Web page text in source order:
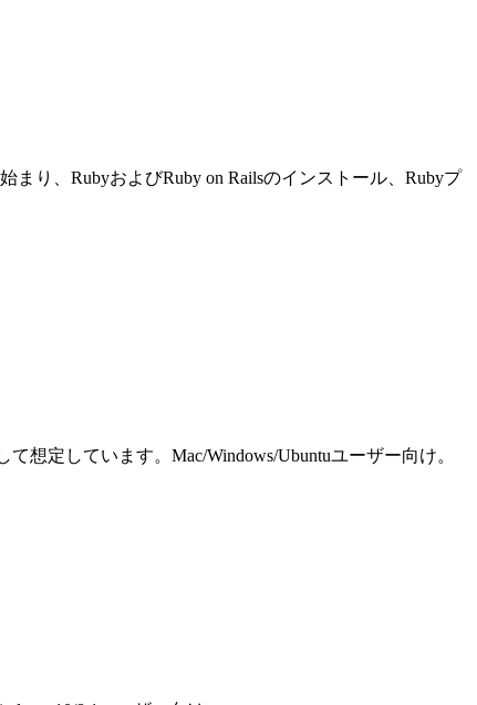
り、RubyおよびRuby on Railsのインストール、Rubyプ
想定しています。Mac/Windows/Ubuntuユーザー向け。